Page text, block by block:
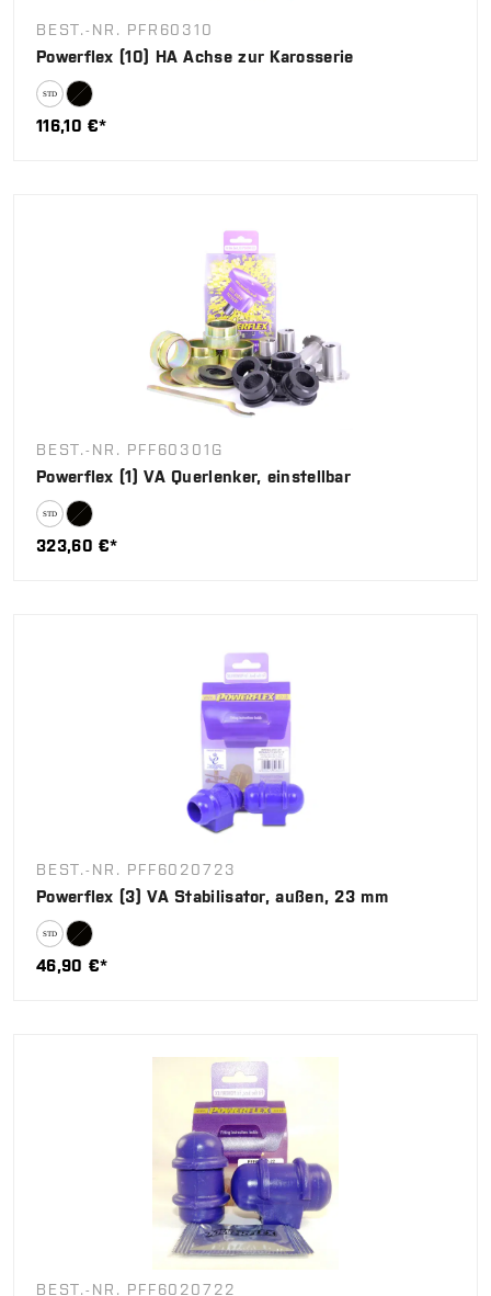
BEST.-NR. PFR60310
Powerflex (10) HA Achse zur Karosserie
116,10 €*
BEST.-NR. PFF60301G
Powerflex (1) VA Querlenker, einstellbar
323,60 €*
BEST.-NR. PFF6020723
Powerflex (3) VA Stabilisator, außen, 23 mm
46,90 €*
BEST.-NR. PFF6020722